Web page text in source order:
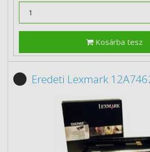
Kosárba tesz
Eredeti Lexmark